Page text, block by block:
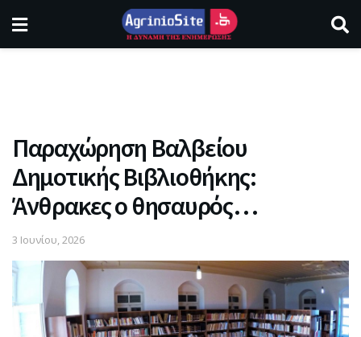
Παραχώρηση Βαλβείου
Δημοτικής Βιβλιοθήκης:
Άνθρακες ο θησαυρός…
3 Ιουνίου, 2026